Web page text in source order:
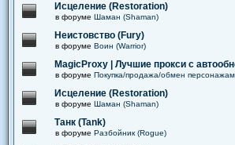
Исцеление (Restoration)
в форуме Шаман (Shaman)
Неистовство (Fury)
в форуме Воин (Warrior)
MagicProxy | Лучшие прокси с
в форуме Покупка/продажа/обмен
Исцеление (Restoration)
в форуме Шаман (Shaman)
Танк (Tank)
в форуме Разбойник (Rogue)